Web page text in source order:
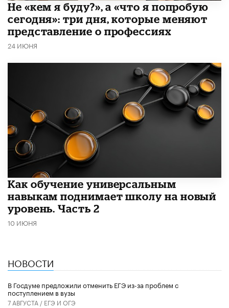
Не «кем я буду?», а «что я попробую
сегодня»: три дня, которые меняют
представление о профессиях
24 ИЮНЯ
​Как обучение универсальным
навыкам поднимает школу на новый
уровень. Часть 2
10 ИЮНЯ
НОВОСТИ
В Госдуме предложили отменить ЕГЭ из-за проблем с
поступлением в вузы
7 АВГУСТА / ЕГЭ И ОГЭ